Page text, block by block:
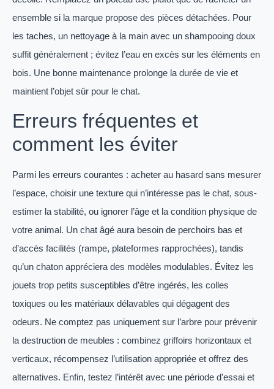
ensemble si la marque propose des pièces détachées. Pour
les taches, un nettoyage à la main avec un shampooing doux
suffit généralement ; évitez l’eau en excès sur les éléments en
bois. Une bonne maintenance prolonge la durée de vie et
maintient l’objet sûr pour le chat.
Erreurs fréquentes et
comment les éviter
Parmi les erreurs courantes : acheter au hasard sans mesurer
l’espace, choisir une texture qui n’intéresse pas le chat, sous-
estimer la stabilité, ou ignorer l’âge et la condition physique de
votre animal. Un chat âgé aura besoin de perchoirs bas et
d’accès facilités (rampe, plateformes rapprochées), tandis
qu’un chaton appréciera des modèles modulables. Évitez les
jouets trop petits susceptibles d’être ingérés, les colles
toxiques ou les matériaux délavables qui dégagent des
odeurs. Ne comptez pas uniquement sur l’arbre pour prévenir
la destruction de meubles : combinez griffoirs horizontaux et
verticaux, récompensez l’utilisation appropriée et offrez des
alternatives. Enfin, testez l’intérêt avec une période d’essai et